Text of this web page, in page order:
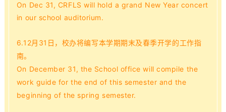
On Dec 31, CRFLS will hold a grand New Year concert
in our school auditorium.
6.12月31日，校办将编写本学期期末及春季开学的工作指
南。
On December 31, the School office will compile the
work guide for the end of this semester and the
beginning of the spring semester.